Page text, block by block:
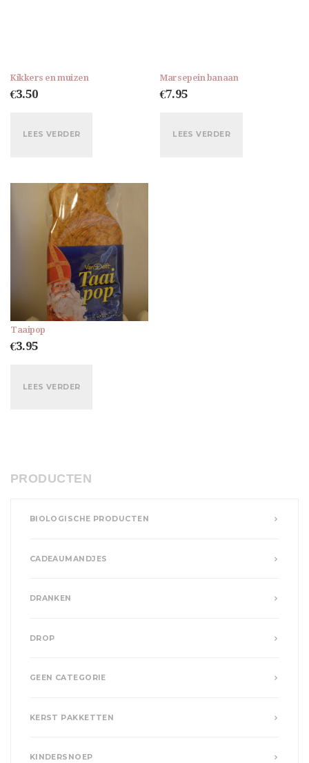
Kikkers en muizen
€3.50
LEES VERDER
Marsepein banaan
€7.95
LEES VERDER
Taaipop
€3.95
LEES VERDER
PRODUCTEN
BIOLOGISCHE PRODUCTEN
CADEAUMANDJES
DRANKEN
DROP
GEEN CATEGORIE
KERST PAKKETTEN
KINDERSNOEP